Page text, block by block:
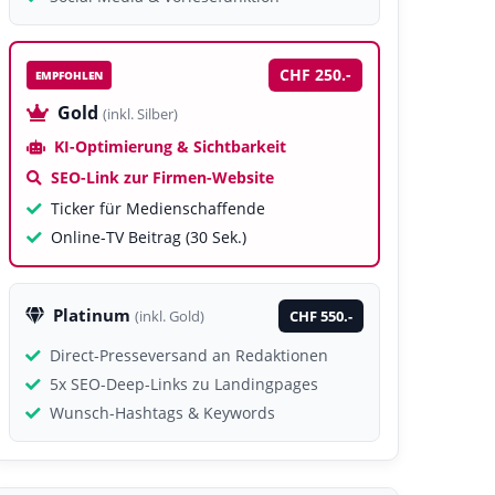
EMPFOHLEN CHF 250.-
Gold (inkl. Silber)
KI-Optimierung & Sichtbarkeit
SEO-Link zur Firmen-Website
Ticker für Medienschaffende
Online-TV Beitrag (30 Sek.)
Platinum (inkl. Gold) CHF 550.-
Direct-Presseversand an Redaktionen
5x SEO-Deep-Links zu Landingpages
Wunsch-Hashtags & Keywords